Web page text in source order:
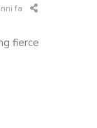
fa
fierce